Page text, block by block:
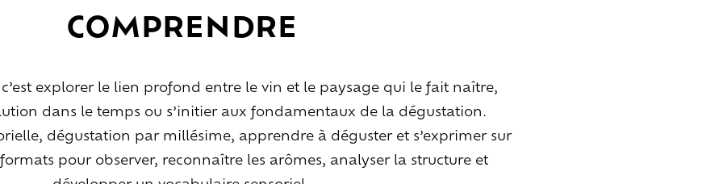
COMPRENDRE
explorer le lien profond entre le vin et le paysage qui le fait naître,
dans le temps ou s’initier aux fondamentaux de la dégustation.
dégustation par millésime, apprendre à déguster et s’exprimer sur
pour observer, reconnaître les arômes, analyser la structure et